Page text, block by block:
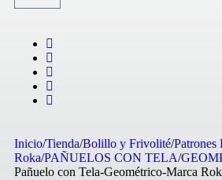
Inicio/Tienda/Bolillo y Frivolité/Patrones
Roka/PAÑUELOS CON TELA/
Pañuelo con Tela-Geométrico-Marca